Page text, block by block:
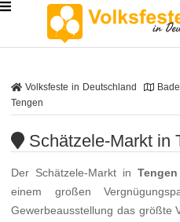
Volksfeste in Deutschland
Tengen
Schätzele-Markt in
Der Schätzele-Markt inTengen
einem großen
Gewerbeausstellung das größte